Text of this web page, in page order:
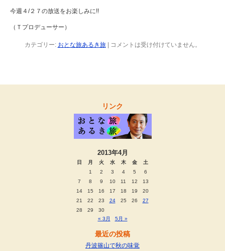
今週４/２７の放送をお楽しみに!!
（Ｔプロデューサー）
カテゴリー: おとな旅あるき旅| コメントは受け付けていません。
リンク
2013年4月
日 月 火 水 木 金
土
1
2 3 4 5
6
7
8 9 10 11 12
13
14
15 16 17 18 19
20
21
22 23 24 25 26
27
28
29
30
« 3月
5月 »
最近の投稿
丹波篠山で秋の味覚